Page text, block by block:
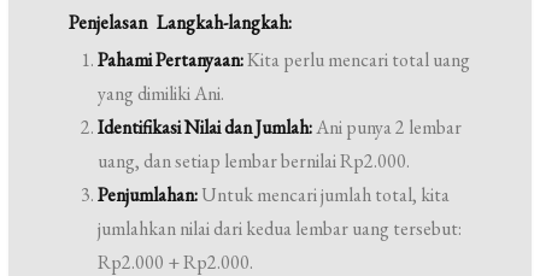
Penjelasan Langkah-langkah:
Pahami Pertanyaan:Kita perlu mencari total uang
yang dimiliki Ani.
Identifikasi Nilai dan Jumlah:Ani punya 2 lembar
uang, dan setiap lembar bernilai Rp2.000.
Penjumlahan:Untuk mencari jumlah total, kita
jumlahkan nilai dari kedua lembar uang tersebut:
Rp2.000 + Rp2.000.